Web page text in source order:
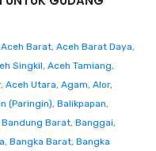
Aceh Barat, Aceh Barat Daya,
Singkil, Aceh Tamiang,
, Aceh Utara, Agam, Alor,
(Paringin), Balikpapan,
Bandung Barat, Banggai,
, Bangka Barat, Bangka